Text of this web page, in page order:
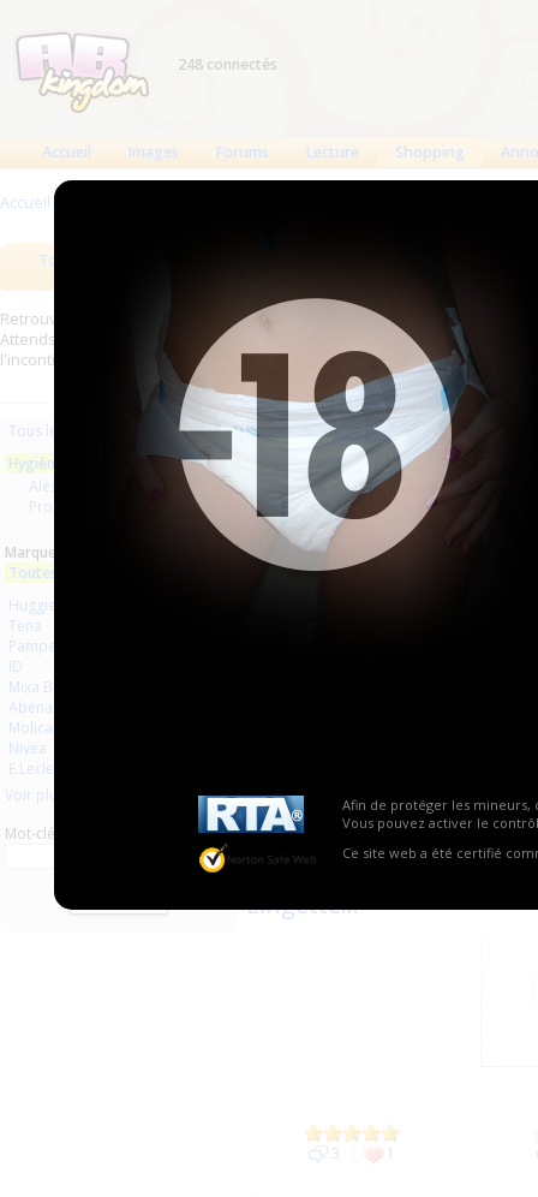
Afin de protéger les mineurs,
Vous pouvez activer le
Ce site web a été certifié
248 connectés
Accueil Images Forums Lecture Shopping
Accueil >
Tous les produits
Retrouverez sur cette page les meilleures couches (Tena, Abena,
Attends, Bambino...) et les meilleurs produits aussi bien pour les
l'incontinence.
Tous les produits
Hygiène usage unique
Alèses
Produits de soin
Marques :
Toutes les marques
Huggies
Tena
Pampers
ID
Mixa Bébé
Abena
Molicare
Nivea
E.Leclerc
Voir plus
Mot-clé
Les plus récents Trier par nom
Alèse Molinea Plus
...
0
Mixa Bébé
Lingette...
3 1